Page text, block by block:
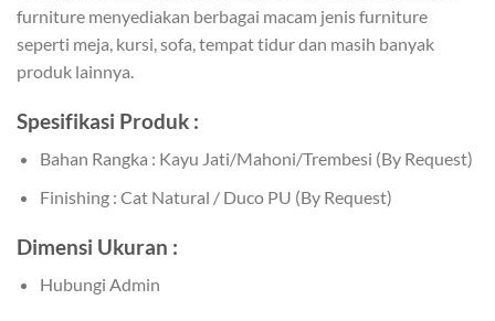
furniture menyediakan berbagai macam jenis furniture
seperti meja, kursi, sofa, tempat tidur dan masih banyak
produk lainnya.
Spesifikasi Produk :
Bahan Rangka : Kayu Jati/Mahoni/Trembesi (By Request)
Finishing : Cat Natural / Duco PU (By Request)
Dimensi Ukuran :
Hubungi Admin